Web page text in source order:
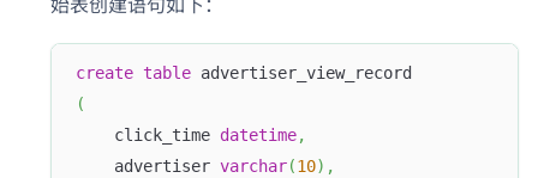
create table advertiser_view_record
(
    click_time
datetime,
    advertiser
varchar(10) ,